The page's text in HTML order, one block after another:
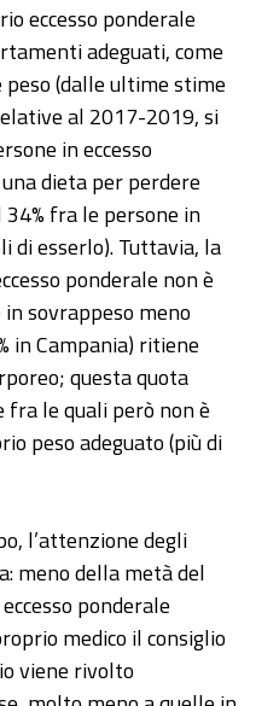
eccesso ponderale
adeguati, come
(dalle ultime stime
al 2017-2019, si
in eccesso
dieta per perdere
fra le persone in
di esserlo). Tuttavia, la
ponderale non è
sovrappeso meno
in Campania) ritiene
questa quota
le quali però non è
peso adeguato (più di
l’attenzione degli
meno della metà del
ponderale
medico il consiglio
viene rivolto